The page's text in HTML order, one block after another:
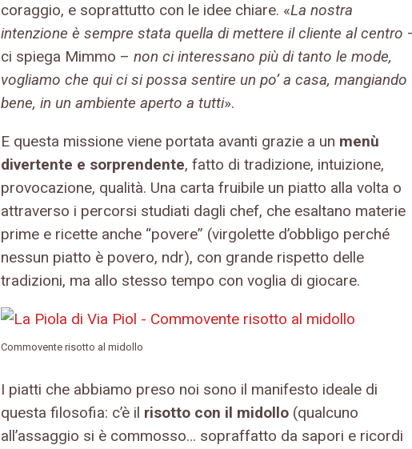
coraggio, e soprattutto con le idee chiare. «La nostra
intenzione è sempre stata quella di mettere il cliente al centro
ci spiega Mimmo – non ci interessano più di tanto le mode,
vogliamo che qui ci si possa sentire un po’ a casa, mangiando
bene, in un ambiente aperto a tutti».
E questa missione viene portata avanti grazie a un menù
divertente e sorprendente, fatto di tradizione, intuizione,
provocazione, qualità. Una carta fruibile un piatto alla volta o
attraverso i percorsi studiati dagli chef, che esaltano materie
prime e ricette anche “povere” (virgolette d’obbligo perché
nessun piatto è povero, ndr), con grande rispetto delle
tradizioni, ma allo stesso tempo con voglia di giocare.
Commovente risotto al midollo
I piatti che abbiamo preso noi sono il manifesto ideale di
questa filosofia: c’è il risotto con il midollo (qualcuno
all’assaggio si è commosso… sopraffatto da sapori e ricordi